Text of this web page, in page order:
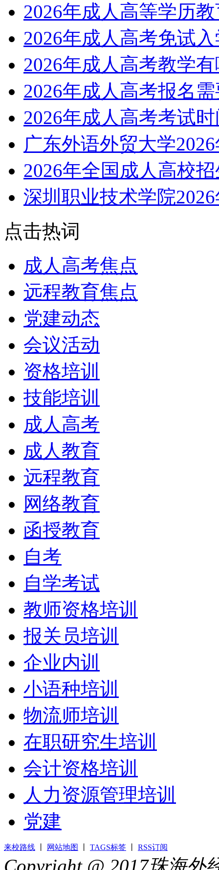
2026年成人高等学历
2026年成人高考免试
2026年成人高考教学
2026年成人高考报名
2026年成人高考考试
广东外语外贸大学
2026年全国成人高校
深圳职业技术学院
点击热词
成人高考焦点
远程教育焦点
党建动态
会议活动
资格培训
技能培训
成人高考
成人教育
远程教育
网络教育
函授教育
自考
自学考试
教师资格培训
报关员培训
企业内训
小语种培训
物流师培训
在职研究生培训
会计资格培训
人力资源管理培训
党建
来校路线 网站地图 TAGS标签 RSS订阅
Copyright @ 2017珠海